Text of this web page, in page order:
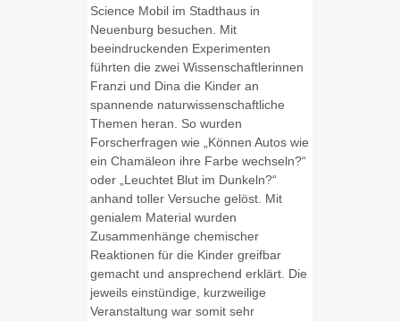
Science Mobil im Stadthaus in
Neuenburg besuchen. Mit
beeindruckenden Experimenten
führten die zwei Wissenschaftlerinnen
Franzi und Dina die Kinder an
spannende naturwissenschaftliche
Themen heran. So wurden
Forscherfragen wie „Können Autos wie
ein Chamäleon ihre Farbe wechseln?“
oder „Leuchtet Blut im Dunkeln?“
anhand toller Versuche gelöst. Mit
genialem Material wurden
Zusammenhänge chemischer
Reaktionen für die Kinder greifbar
gemacht und ansprechend erklärt. Die
jeweils einstündige, kurzweilige
Veranstaltung war somit sehr